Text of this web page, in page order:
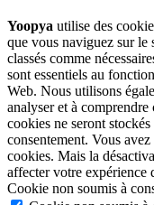
Yoopya utilise des
que vous naviguez sur le
classés comme
sont essentiels au
Web. Nous utilisons
analyser et à
cookies ne seront
consentement. Vous
cookies. Mais la
affecter votre expérience
Cookie non soumis à